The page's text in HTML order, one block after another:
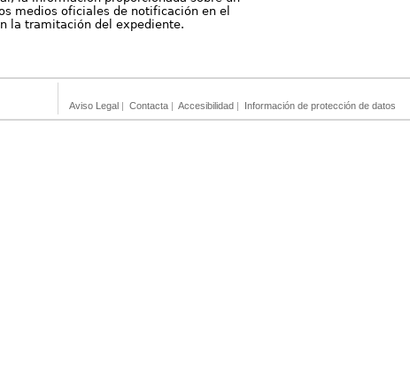
medios oficiales de notificación en el
la tramitación del expediente.
Aviso Legal | Contacta | Accesibilidad | Información de protección de datos